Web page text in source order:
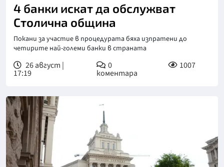
4 банки искат да обслужват
Столична община
Покани за участие в процедурата бяха изпратени до
четирите най-големи банки в страната
26 август |
17:19
0
коментара
1007